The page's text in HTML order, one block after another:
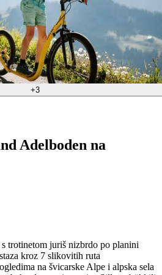
+3
Adelboden na
trotinetom juriš nizbrdo po planini
kroz 7 slikovitih ruta
na švicarske Alpe i alpska sela